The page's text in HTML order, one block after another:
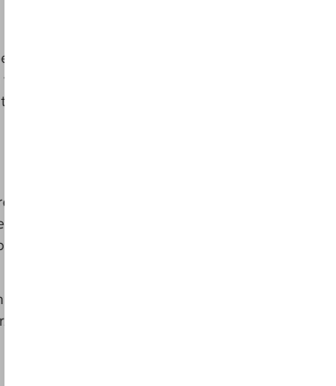
ofta lättare att påverka
eller cyklar sent
Då är det ett bra läge att
förhandlingsläge, till
ett bra pris på alltihop.
installation eller leverans
ställe kan du använda det